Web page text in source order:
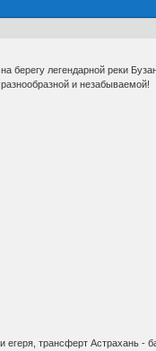
берегу легендарной реки
и незабываемой!
трансферт Астрахань -